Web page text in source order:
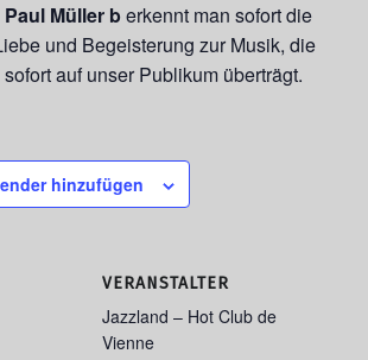
Müller berkennt man sofort die
und Begeisterung zur Musik, die
auf unser Publikum überträgt.
hinzufügen
VERANSTALTER
Jazzland – Hot Club de
Vienne